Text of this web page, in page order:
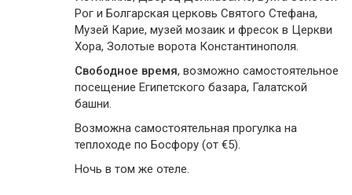
Рог и Болгарская церковь Святого Стефана,
Музей Карие, музей мозаик и фресок в Церкви
Хора, Золотые ворота Константинополя.
Свободное время, возможно самостоятельное
посещение Египетского базара, Галатской
башни.
Возможна самостоятельная прогулка на
теплоходе по Босфору (от €5).
Ночь в том же отеле.